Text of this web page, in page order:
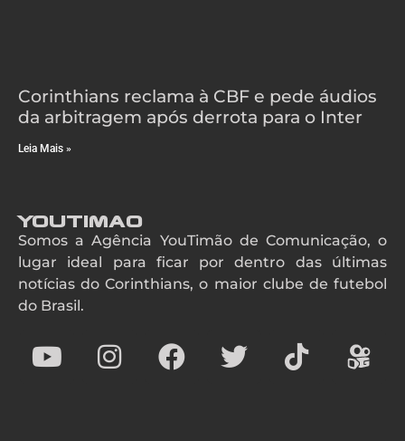
Corinthians reclama à CBF e pede áudios
da arbitragem após derrota para o Inter
Leia Mais »
YouTimao
Somos a Agência YouTimão de Comunicação, o
lugar ideal para ficar por dentro das últimas
notícias do Corinthians, o maior clube de futebol
do Brasil.